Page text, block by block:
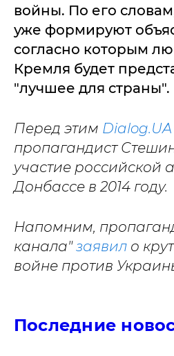
войны. По его
уже формируют
согласно которым
Кремля будет
"лучшее для страны".
Перед этим Dialog.UA
пропагандист
участие российской
Донбассе в 2014 году.
Напомним,
канала"заявил о
войне против
Последние